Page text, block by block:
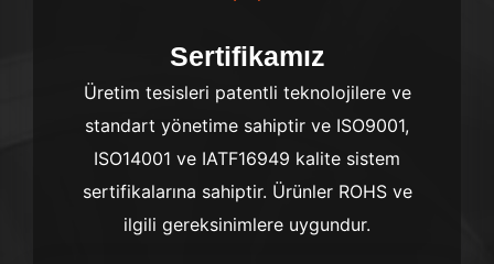
Sertifikamız
Üretim tesisleri patentli teknolojilere ve
standart yönetime sahiptir ve ISO9001,
ISO14001 ve IATF16949 kalite sistem
sertifikalarına sahiptir. Ürünler ROHS ve
ilgili gereksinimlere uygundur.